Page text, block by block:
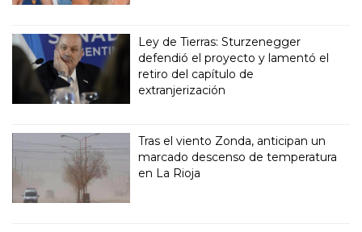
Ley de Tierras: Sturzenegger
defendió el proyecto y lamentó el
retiro del capítulo de
extranjerización
Tras el viento Zonda, anticipan un
marcado descenso de temperatura
en La Rioja